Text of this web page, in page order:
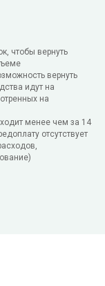
чтобы вернуть
вернуть
идут на
на
менее чем за 14
отсутствует